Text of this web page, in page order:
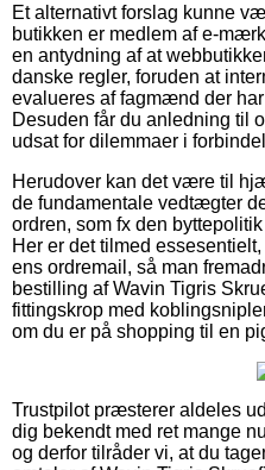
Et alternativt forslag kunne
butikken er medlem af e-
en antydning af at
danske regler, foruden at
evalueres af fagmænd der
Desuden får du anledning til
udsat for dilemmaer i
Herudover kan det være til
de fundamentale vedtægter
ordren, som fx den
Her er det tilmed
ens ordremail, så man
bestilling af Wavin Tigris
fittingskrop med
om du er på shopping til en
Trustpilot præsterer aldeles
dig bekendt med ret mange
og derfor tilråder vi, at du